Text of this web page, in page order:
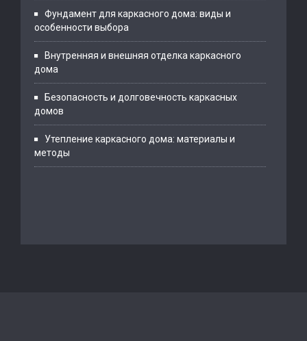
Фундамент для каркасного дома: виды и
особенности выбора
Внутренняя и внешняя отделка каркасного
дома
Безопасность и долговечность каркасных
домов
Утепление каркасного дома: материалы и
методы